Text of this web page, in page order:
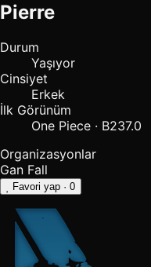
Pierre
Durum
Yaşıyor
Cinsiyet
Erkek
İlk Görünüm
One Piece · B237.0
Organizasyonlar
Gan Fall
Favori yap · 0